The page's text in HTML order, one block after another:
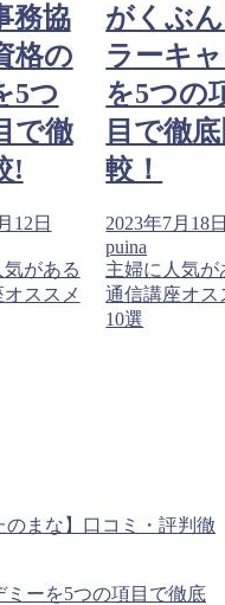
務協
格の
5つ
で徹
!
12日
がある
ススメ
がくぶ
ラーキ
を5つの
目で徹
較！
2023年7月18
puina
主婦に人気が
通信講座オス
10選
のまな】口コミ・評判徹
ーを5つの項目で徹底